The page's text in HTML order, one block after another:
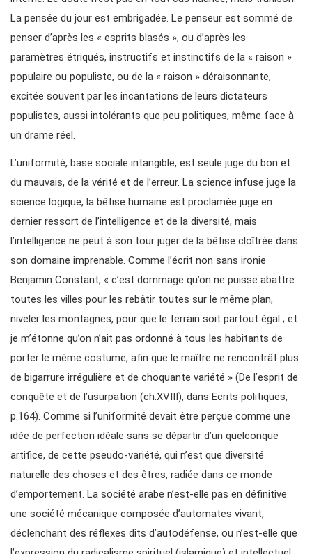
La pensée du jour est embrigadée. Le penseur est sommé de
penser d’après les « esprits blasés », ou d’après les
paramètres étriqués, instructifs et instinctifs de la « raison »
populaire ou populiste, ou de la « raison » déraisonnante,
excitée souvent par les incantations de leurs dictateurs
populistes, aussi intolérants que peu politiques, même face à
un drame réel.
L’uniformité, base sociale intangible, est seule juge du bon et
du mauvais, de la vérité et de l’erreur. La science infuse juge la
science logique, la bêtise humaine est proclamée juge en
dernier ressort de l’intelligence et de la diversité, mais
l’intelligence ne peut à son tour juger de la bêtise cloîtrée dans
son domaine imprenable. Comme l’écrit non sans ironie
Benjamin Constant, « c’est dommage qu’on ne puisse abattre
toutes les villes pour les rebâtir toutes sur le même plan,
niveler les montagnes, pour que le terrain soit partout égal ; et
je m’étonne qu’on n’ait pas ordonné à tous les habitants de
porter le même costume, afin que le maître ne rencontrât plus
de bigarrure irrégulière et de choquante variété » (De l’esprit de
conquête et de l’usurpation (ch.XVIII), dans Ecrits politiques,
p.164). Comme si l’uniformité devait être perçue comme une
idée de perfection idéale sans se départir d’un quelconque
artifice, de cette pseudo-variété, qui n’est que diversité
naturelle des choses et des êtres, radiée dans ce monde
d’emportement. La société arabe n’est-elle pas en définitive
une société mécanique composée d’automates vivant,
déclenchant des réflexes dits d’autodéfense, ou n’est-elle que